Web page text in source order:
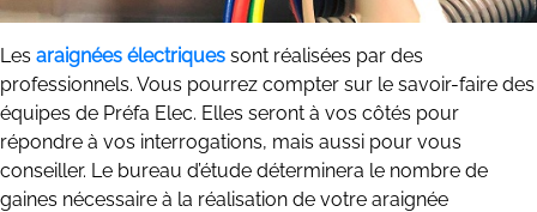
Les araignées électriques sont réalisées par des
professionnels. Vous pourrez compter sur le savoir-faire des
équipes de Préfa Elec. Elles seront à vos côtés pour
répondre à vos interrogations, mais aussi pour vous
conseiller. Le bureau d’étude déterminera le nombre de
gaines nécessaire à la réalisation de votre araignée